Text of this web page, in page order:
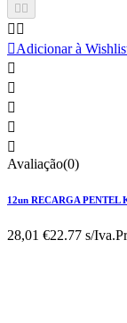
 
 
Adicionar à





Avaliação(0)
12un RECARGA PENTEL
28,01 €22.77 s/Iva.